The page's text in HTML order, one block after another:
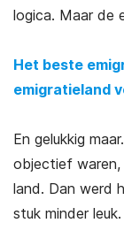
logica. Maar de
Het beste
emigratieland
En gelukkig
objectief waren,
land. Dan werd
stuk minder leuk.